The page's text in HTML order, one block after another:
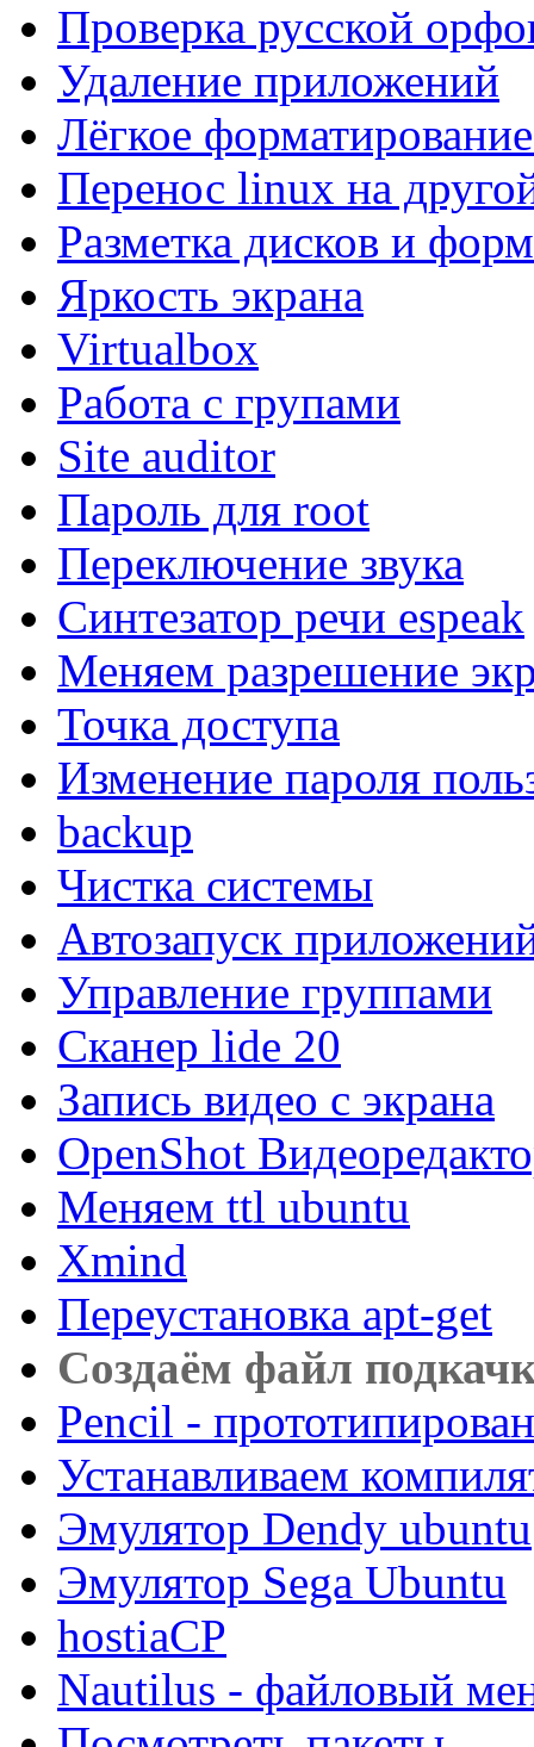
Проверка русской
Удаление приложений
Лёгкое
Перенос linux на
Разметка дисков и
Яркость экрана
Virtualbox
Работа с групами
Site auditor
Пароль для root
Переключение звука
Синтезатор речи espeak
Меняем разрешение
Точка доступа
Изменение пароля
backup
Чистка системы
Автозапуск
Управление группами
Сканер lide 20
Запись видео с экрана
OpenShot
Меняем ttl ubuntu
Xmind
Переустановка apt-get
Создаём файл
Pencil -
Устанавливаем
Эмулятор Dendy ubuntu
Эмулятор Sega Ubuntu
hostiaCP
Nautilus - файловый